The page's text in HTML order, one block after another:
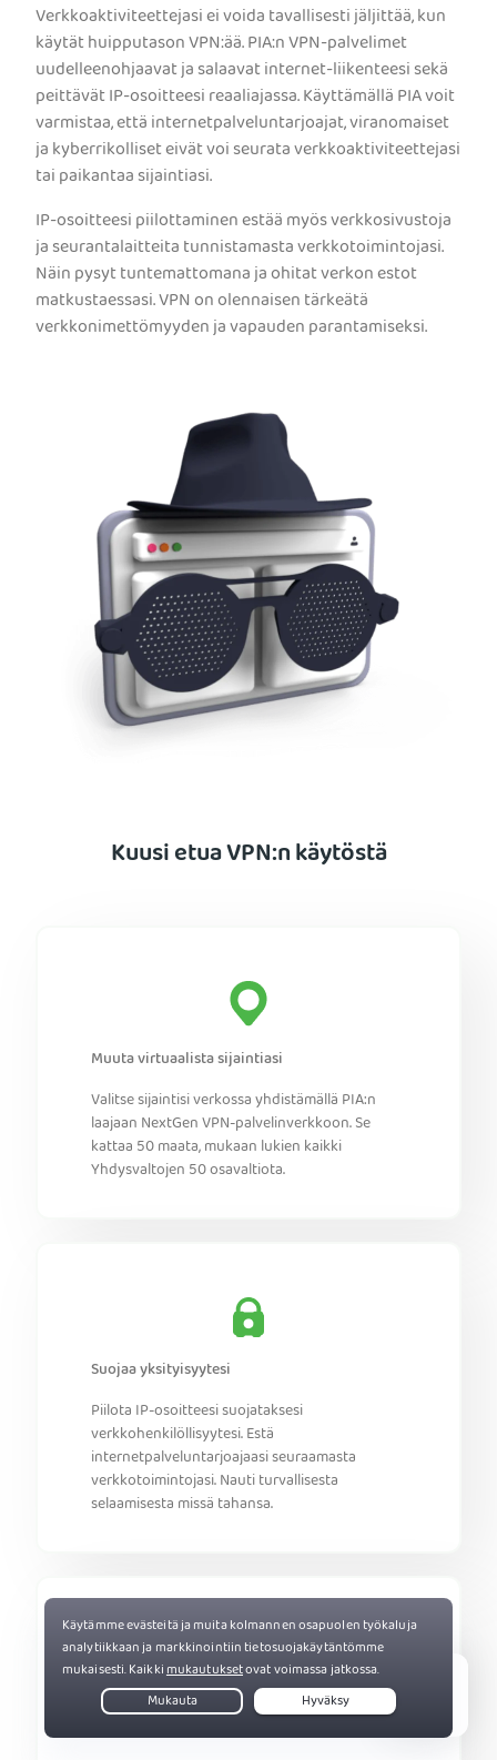
Verkkoaktiviteettejasi ei voida tavallisesti jäljittää, kun
käytät huipputason VPN:ää. PIA:n VPN-palvelimet
uudelleenohjaavat ja salaavat internet-liikenteesi sekä
peittävät IP-osoitteesi reaaliajassa. Käyttämällä PIA voit
varmistaa, että internetpalveluntarjoajat, viranomaiset
ja kyberrikolliset eivät voi seurata verkkoaktiviteettejasi
tai paikantaa sijaintiasi.
IP-osoitteesi piilottaminen estää myös verkkosivustoja
ja seurantalaitteita tunnistamasta verkkotoimintojasi.
Näin pysyt tuntemattomana ja ohitat verkon estot
matkustaessasi. VPN on olennaisen tärkeätä
verkkonimettömyyden ja vapauden parantamiseksi.
Kuusi etua VPN:n käytöstä
Muuta virtuaalista sijaintiasi
Valitse sijaintisi verkossa yhdistämällä PIA:n
laajaan NextGen VPN-palvelinverkkoon. Se
kattaa 50 maata, mukaan lukien kaikki
Yhdysvaltojen 50 osavaltiota.
Suojaa yksityisyytesi
Piilota IP-osoitteesi suojataksesi
verkkohenkilöllisyytesi. Estä
internetpalveluntarjoajaasi seuraamasta
verkkotoimintojasi. Nauti turvallisesta
selaamisesta missä tahansa.
Nauti kattavasta digitaalisesta